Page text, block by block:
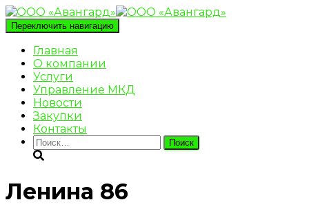
Переключить навигацию
Главная
О компании
Услуги
Управление МКД
Новости
Закупки
Контакты
Найти:
Ленина 86